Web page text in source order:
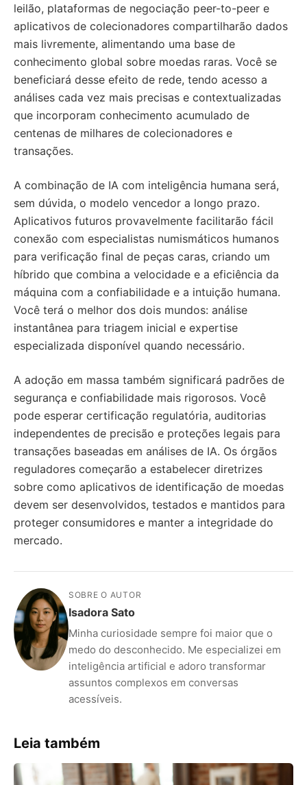
leilão, plataformas de negociação peer-to-peer e
aplicativos de colecionadores compartilharão dados
mais livremente, alimentando uma base de
conhecimento global sobre moedas raras. Você se
beneficiará desse efeito de rede, tendo acesso a
análises cada vez mais precisas e contextualizadas
que incorporam conhecimento acumulado de
centenas de milhares de colecionadores e
transações.
A combinação de IA com inteligência humana será,
sem dúvida, o modelo vencedor a longo prazo.
Aplicativos futuros provavelmente facilitarão fácil
conexão com especialistas numismáticos humanos
para verificação final de peças caras, criando um
híbrido que combina a velocidade e a eficiência da
máquina com a confiabilidade e a intuição humana.
Você terá o melhor dos dois mundos: análise
instantânea para triagem inicial e expertise
especializada disponível quando necessário.
A adoção em massa também significará padrões de
segurança e confiabilidade mais rigorosos. Você
pode esperar certificação regulatória, auditorias
independentes de precisão e proteções legais para
transações baseadas em análises de IA. Os órgãos
reguladores começarão a estabelecer diretrizes
sobre como aplicativos de identificação de moedas
devem ser desenvolvidos, testados e mantidos para
proteger consumidores e manter a integridade do
mercado.
SOBRE O AUTOR
Isadora Sato
Minha curiosidade sempre foi maior que o
medo do desconhecido. Me especializei em
inteligência artificial e adoro transformar
assuntos complexos em conversas
acessíveis.
Leia também